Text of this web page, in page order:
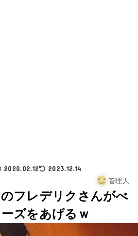
2020.02.12 2023.12.14
管理人
フレデリクさんがべ
ズをあげるｗ